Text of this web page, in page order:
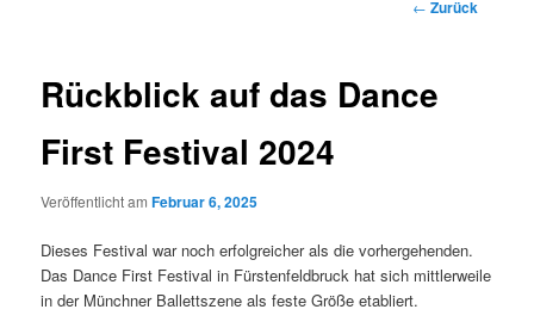
← Zurück
Rückblick auf das Dance
First Festival 2024
Veröffentlicht amFebruar 6, 2025
Dieses Festival war noch erfolgreicher als die vorhergehenden.
Das Dance First Festival in Fürstenfeldbruck hat sich mittlerweile
in der Münchner Ballettszene als feste Größe etabliert.